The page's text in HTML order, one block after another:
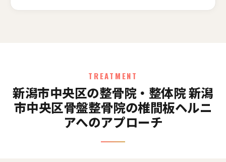
TREATMENT
新潟市中央区の整骨院・整体院 新潟
市中央区骨盤整骨院の椎間板ヘルニ
アへのアプローチ